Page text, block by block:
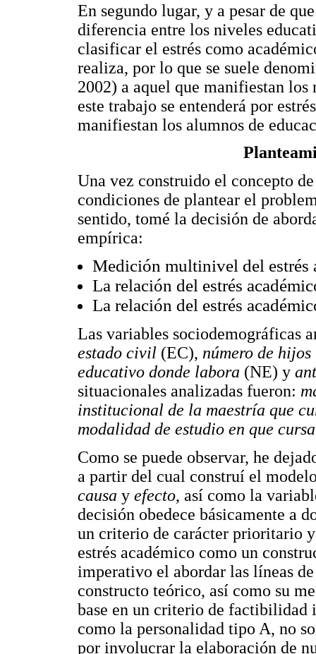
En segundo lugar, y a pesar de
diferencia entre los niveles
clasificar el estrés como
realiza, por lo que se suele
2002) a aquel que manifiestan
este trabajo se entenderá por
manifiestan los alumnos de
Una vez construido el concepto
condiciones de plantear el
sentido, tomé la decisión de
empírica:
Medición multinivel del estrés
La relación del estrés
La relación del estrés
Las variables sociodemográficas
estado civil (EC), número de hijos
educativo donde labora (NE) y
situacionales analizadas fueron:
institucional de la maestría que
modalidad de estudio en que
Como se puede observar, he
a partir del cual construí el
causa y efecto, así como la
decisión obedece básicamente a
un criterio de carácter prioritario
estrés académico como un
imperativo el abordar las líneas
constructo teórico, así como su
base en un criterio de factibilidad
como la personalidad tipo A, no
por involucrar la elaboración de